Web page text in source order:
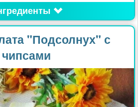
"Подсолнух" с
чипсами